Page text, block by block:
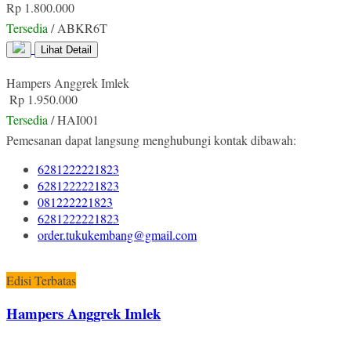
Rp 1.800.000
Tersedia / ABKR6T
Lihat Detail
Hampers Anggrek Imlek
Rp 1.950.000
Tersedia / HAI001
Pemesanan dapat langsung menghubungi kontak dibawah:
6281222221823
6281222221823
081222221823
6281222221823
order.tukukembang@gmail.com
Edisi Terbatas
Hampers Anggrek Imlek